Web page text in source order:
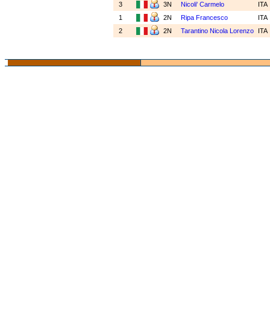
3
3N Nicoli' Carmelo
ITA
1
2N Ripa Francesco
ITA
2
2N Tarantino Nicola Lorenzo ITA